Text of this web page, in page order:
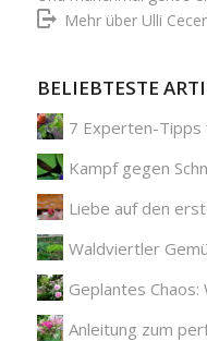
Mehr über Ulli
BELIEBTESTE
7 Experten-Tipps
Kampf gegen
Liebe auf den
Waldviertler
Geplantes Chaos:
Anleitung zum